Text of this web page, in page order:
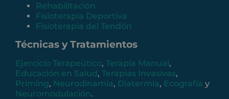
Rehabilitación
Fisioterapia Deportiva
Fisioterapia del Tendón
Técnicas y Tratamientos
Ejercicio Terapeútico, Terapia Manual,
Educación en Salud, Terapias Invasivas,
Priming, Neurodinamia, Diatermia, Ecografía y
Neuromodulación.